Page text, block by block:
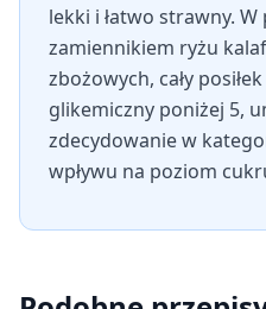
lekki i łatwo strawny. W
zamiennikiem ryżu
zbożowych, cały
glikemiczny poniżej 5,
zdecydowanie w
wpływu na poziom